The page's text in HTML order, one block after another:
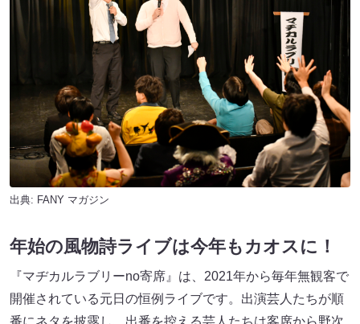
出典: FANY マガジン
年始の風物詩ライブは今年もカオスに！
『マヂカルラブリーno寄席』は、2021年から毎年無観客で
開催されている元日の恒例ライブです。出演芸人たちが順
番にネタを披露し、出番を控える芸人たちは客席から野次